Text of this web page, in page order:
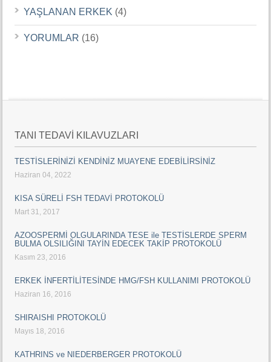
YAŞLANAN ERKEK (4)
YORUMLAR (16)
TANI TEDAVİ KILAVUZLARI
TESTİSLERİNİZİ KENDİNİZ MUAYENE EDEBİLİRSİNİZ
Haziran 04, 2022
KISA SÜRELİ FSH TEDAVİ PROTOKOLÜ
Mart 31, 2017
AZOOSPERMİ OLGULARINDA TESE ile TESTİSLERDE SPERM
BULMA OLSILIĞINI TAYİN EDECEK TAKİP PROTOKOLÜ
Kasım 23, 2016
ERKEK İNFERTİLİTESİNDE HMG/FSH KULLANIMI PROTOKOLÜ
Haziran 16, 2016
SHIRAISHI PROTOKOLÜ
Mayıs 18, 2016
KATHRINS ve NIEDERBERGER PROTOKOLÜ